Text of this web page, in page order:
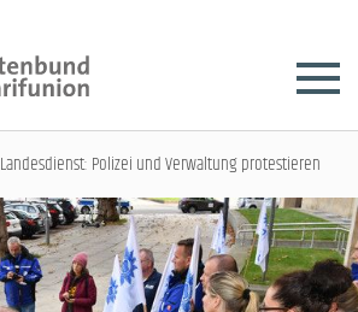
Landesdienst: Polizei und Verwaltung protestieren